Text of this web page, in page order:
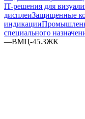
IT-решения для
дисплеиЗащищенные
индикации
специального
—ВМЦ-45.3ЖК